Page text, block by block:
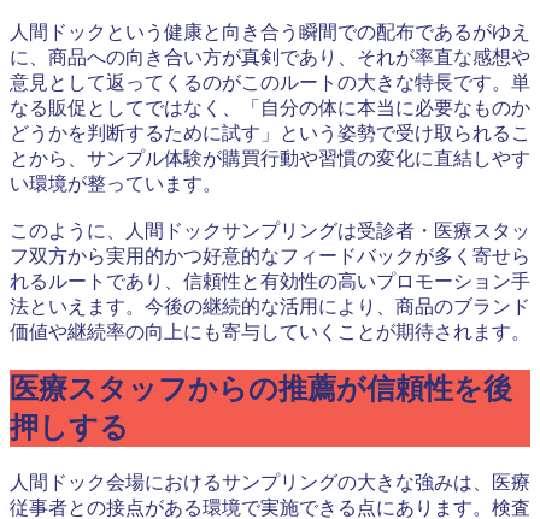
人間ドックという健康と向き合う瞬間での配布であるがゆえ
に、商品への向き合い方が真剣であり、それが率直な感想や
意見として返ってくるのがこのルートの大きな特長です。単
なる販促としてではなく、「自分の体に本当に必要なものか
どうかを判断するために試す」という姿勢で受け取られるこ
とから、サンプル体験が購買行動や習慣の変化に直結しやす
い環境が整っています。
このように、人間ドックサンプリングは受診者・医療スタッ
フ双方から実用的かつ好意的なフィードバックが多く寄せら
れるルートであり、信頼性と有効性の高いプロモーション手
法といえます。今後の継続的な活用により、商品のブランド
価値や継続率の向上にも寄与していくことが期待されます。
医療スタッフからの推薦が信頼性を後
押しする
人間ドック会場におけるサンプリングの大きな強みは、医療
従事者との接点がある環境で実施できる点にあります。検査